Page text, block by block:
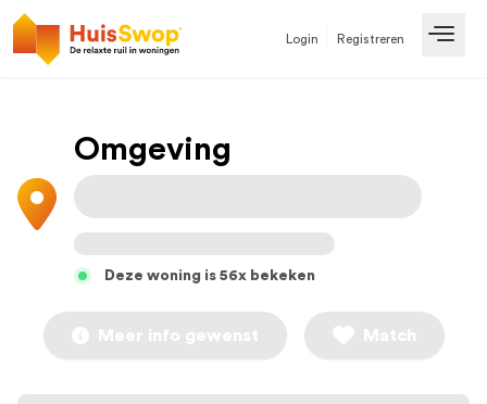
Login Registreren
Omgeving
Deze woning is 56x bekeken
Meer info gewenst Match